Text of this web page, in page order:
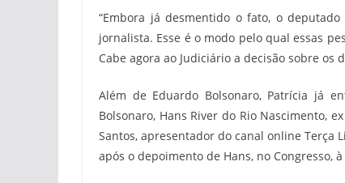
“Embora já desmentido o fato, o
jornalista. Esse é o modo pelo qual essas
Cabe agora ao Judiciário a decisão sobre os
Além de Eduardo Bolsonaro, Patrícia já
Bolsonaro, Hans River do Rio Nascimento,
Santos, apresentador do canal online Terça
após o depoimento de Hans, no Congresso,